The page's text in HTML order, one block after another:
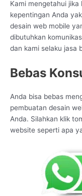
Kami mengetahui
kepentingan Anda
desain web mobile
dibutuhkan
dan kami selaku jasa
Bebas
Anda bisa bebas
pembuatan desain
Anda. Silahkan klik
website seperti apa